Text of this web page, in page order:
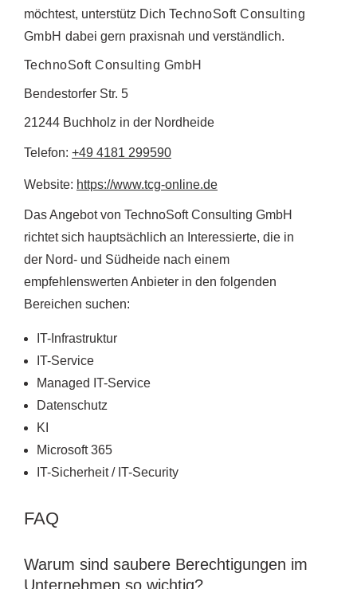
möchtest, unterstütz Dich TechnoSoft Consulting
GmbH dabei gern praxisnah und verständlich.
TechnoSoft Consulting GmbH
Bendestorfer Str. 5
21244 Buchholz in der Nordheide
Telefon: +49 4181 299590
Website: https://www.tcg-online.de
Das Angebot von TechnoSoft Consulting GmbH
richtet sich hauptsächlich an Interessierte, die in
der Nord- und Südheide nach einem
empfehlenswerten Anbieter in den folgenden
Bereichen suchen:
IT-Infrastruktur
IT-Service
Managed IT-Service
Datenschutz
KI
Microsoft 365
IT-Sicherheit / IT-Security
FAQ
Warum sind saubere Berechtigungen im
Unternehmen so wichtig?